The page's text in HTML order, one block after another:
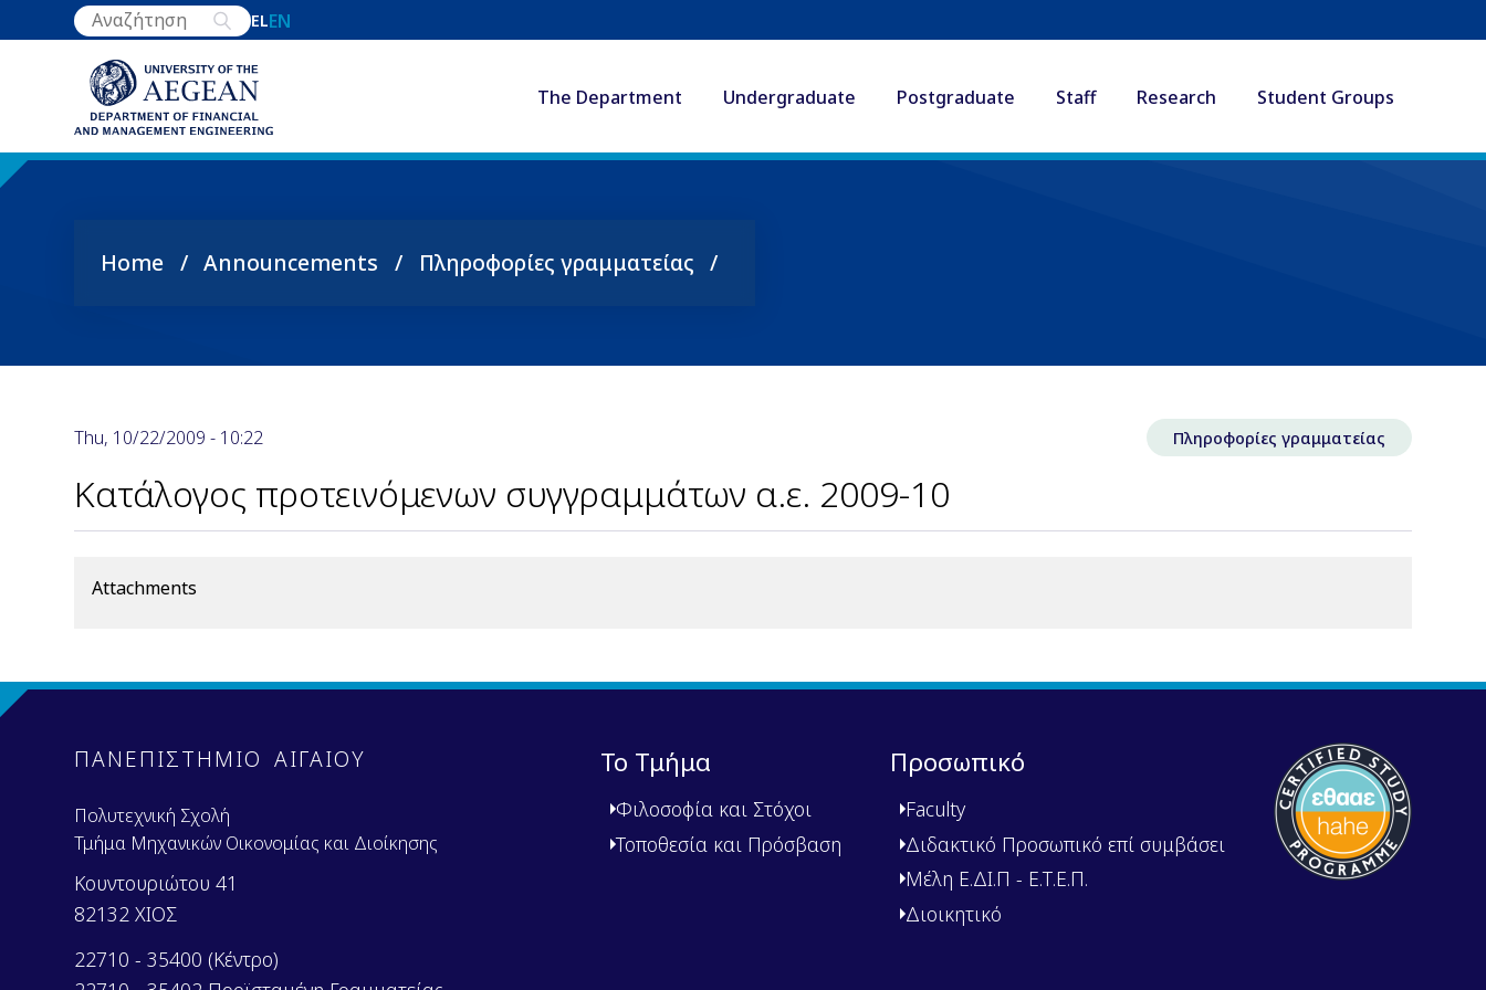
to
ELEN
The Department Undergraduate Postgraduate Staff Research Student Groups
Breadcrumb
Home Announcements Πληροφορίες γραμματείας
Thu, 10/22/2009 - 10:22 Πληροφορίες γραμματείας
Κατάλογος προτεινόμενων συγγραμμάτων α.ε. 2009-10
Attachments
ΠΑΝΕΠΙΣΤΗΜΙΟ ΑΙΓΑΙΟΥ
Πολυτεχνική Σχολή
Τμήμα Μηχανικών Οικονομίας και Διοίκησης
Κουντουριώτου 41
82132 ΧΙΟΣ
22710 - 35400 (Κέντρο)
Το Τμήμα
Φιλοσοφία και Στόχοι
Τοποθεσία και Πρόσβαση
Προσωπικό
Faculty
Διδακτικό Προσωπικό επί συμβάσει
Μέλη Ε.ΔΙ.Π - Ε.Τ.Ε.Π.
Διοικητικό